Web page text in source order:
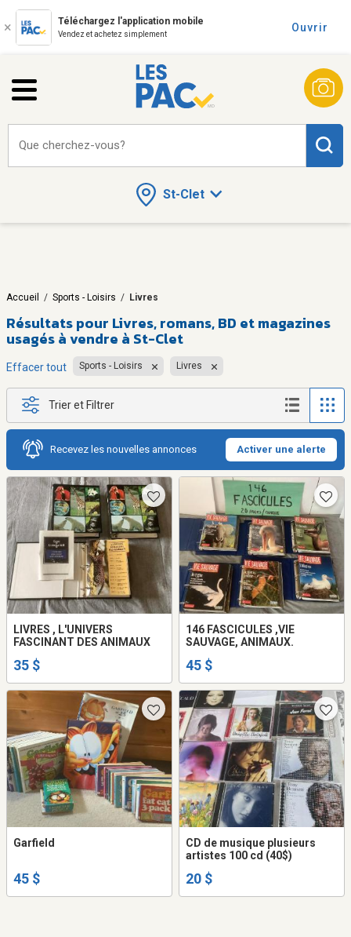
Téléchargez l'application mobile
Vendez et achetez simplement
Ouvrir
St-Clet
Que cherchez-vous?
Accueil / Sports - Loisirs / Livres
Résultats pour Livres, romans, BD et magazines
usagés à vendre à St-Clet
Effacer tout Sports - Loisirs Livres
Trier et Filtrer
Recevez les nouvelles annonces Activer une alerte
LIVRES , L'UNIVERS
FASCINANT DES ANIMAUX
35 $
146 FASCICULES ,VIE
SAUVAGE, ANIMAUX.
45 $
Garfield
45 $
CD de musique plusieurs
artistes 100 cd (40$)
20 $